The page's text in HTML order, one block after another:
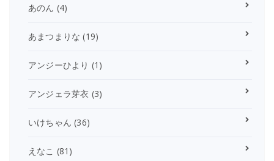
あのん (4)
あまつまりな (19)
アンジーひより (1)
アンジェラ芽衣 (3)
いけちゃん (36)
えなこ (81)